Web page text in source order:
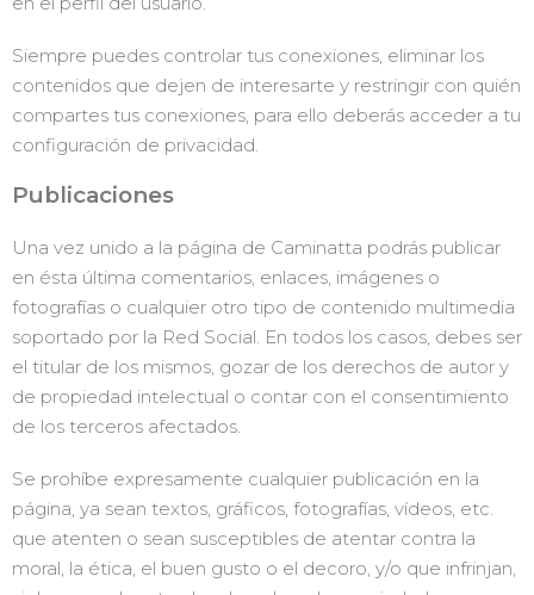
Siempre puedes controlar tus conexiones, eliminar los
contenidos que dejen de interesarte y restringir con quién
compartes tus conexiones, para ello deberás acceder a tu
configuración de privacidad.
Publicaciones
Una vez unido a la página de Caminatta podrás publicar
en ésta última comentarios, enlaces, imágenes o
fotografías o cualquier otro tipo de contenido multimedia
soportado por la Red Social. En todos los casos, debes ser
el titular de los mismos, gozar de los derechos de autor y
de propiedad intelectual o contar con el consentimiento
de los terceros afectados.
Se prohíbe expresamente cualquier publicación en la
página, ya sean textos, gráficos, fotografías, vídeos, etc.
que atenten o sean susceptibles de atentar contra la
moral, la ética, el buen gusto o el decoro, y/o que infrinjan,